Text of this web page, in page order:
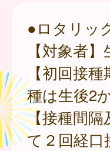
●ロタリッ
【対象者
【初回接
種は生後2
【接種間隔
て２回経口